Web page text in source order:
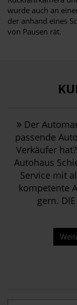
wurde auch an
der anhand eines
von Pausen rät.
Der
passende
Verkäufer
Autohaus
Service mit
kompetente
gern.